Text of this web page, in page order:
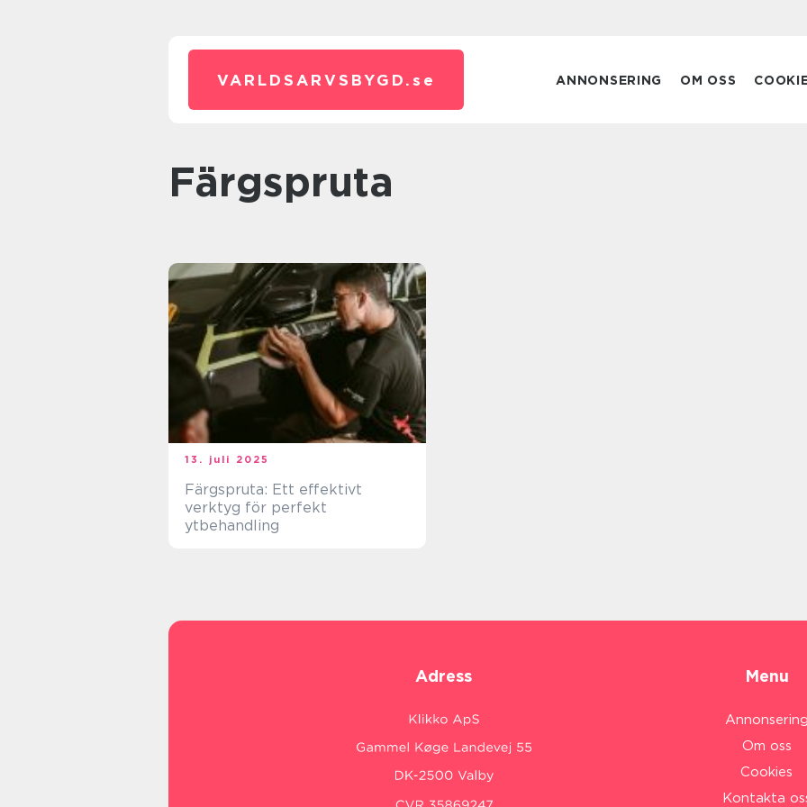
VARLDSARVSBYGD. se ANNONSERING OM OSS
Färgspruta
13. juli 2025
Färgspruta: Ett effektivt
verktyg för perfekt
ytbehandling
Adress Menu
Om oss
Cookies
Kontakta